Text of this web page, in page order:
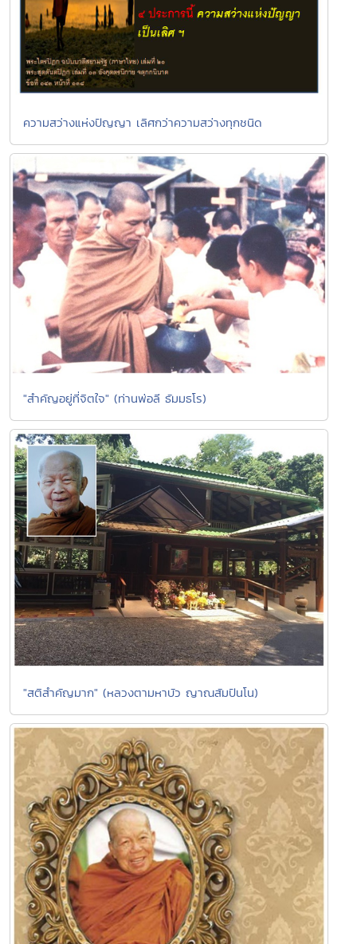
ความสว่างแห่งปัญญา เลิศกว่าความสว่างทุกชนิด
"สำคัญอยู่ที่จิตใจ" (ท่านพ่อลี ธัมมธโร)
"สติสำคัญมาก" (หลวงตามหาบัว ญาณสัมปันโน)